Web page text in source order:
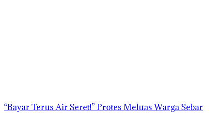
“Bayar Terus Air Seret!” Protes Meluas Warga Sebar